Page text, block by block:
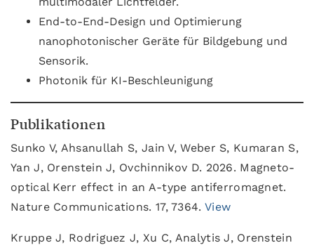
End-to-End-Design und Optimierung
nanophotonischer Geräte für Bildgebung und
Sensorik.
Photonik für KI-Beschleunigung
Publikationen
Sunko V, Ahsanullah S, Jain V, Weber S, Kumaran S,
Yan J, Orenstein J, Ovchinnikov D. 2026. Magneto-
optical Kerr effect in an A-type antiferromagnet.
Nature Communications. 17, 7364. View
Kruppe J, Rodriguez J, Xu C, Analytis J, Orenstein